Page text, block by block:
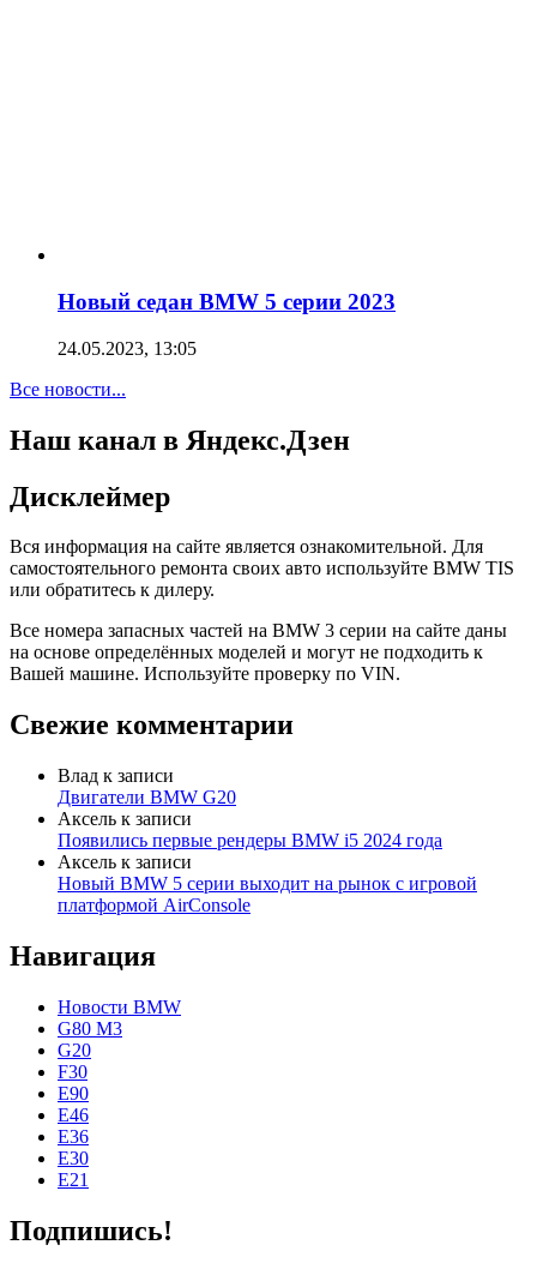
Новый седан BMW 5 серии 2023
24.05.2023, 13:05
Все новости...
Наш канал в Яндекс.Дзен
Дисклеймер
Вся информация на сайте является ознакомительной. Для
самостоятельного ремонта своих авто используйте BMW TIS
или обратитесь к дилеру.
Все номера запасных частей на BMW 3 серии на сайте даны
на основе определённых моделей и могут не подходить к
Вашей машине. Используйте проверку по VIN.
Свежие комментарии
Влад к записи
Двигатели BMW G20
Аксель к записи
Появились первые рендеры BMW i5 2024 года
Аксель к записи
Новый BMW 5 серии выходит на рынок с игровой
платформой AirConsole
Навигация
Новости BMW
G80 M3
G20
F30
E90
E46
E36
E30
E21
Подпишись!